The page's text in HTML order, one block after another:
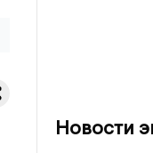
Новости